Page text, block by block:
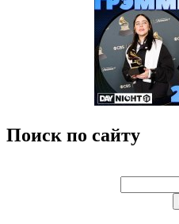
Поиск по сайту